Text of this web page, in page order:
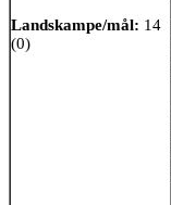
Landskampe/mål: 14
(0)